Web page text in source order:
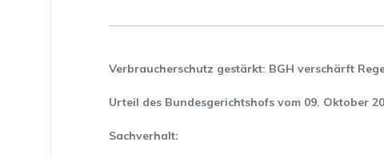
Verbraucherschutz gestärkt: BGH verschärft
Urteil des Bundesgerichtshofs vom 09. Oktober
Sachverhalt: